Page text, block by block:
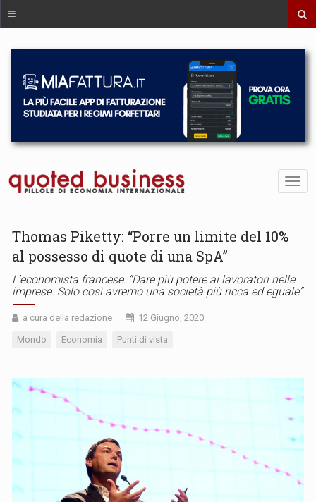
Thomas Piketty: “Porre un limite del 10%
al possesso di quote di una SpA”
L’economista francese: “Dare più potere ai lavoratori nelle
imprese. Solo così avremo una società più ricca ed eguale”
a cura della redazione 12 Giugno, 2020
Mondo Economia Punti di vista